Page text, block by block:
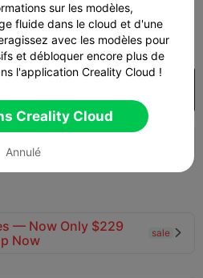
200
— Now Only $229
Now
sale 
sur les modèles,
fluide dans le cloud et d'une
avec les modèles pour
et débloquer encore plus de
l'application Creality Cloud !
Creality Cloud
Annulé